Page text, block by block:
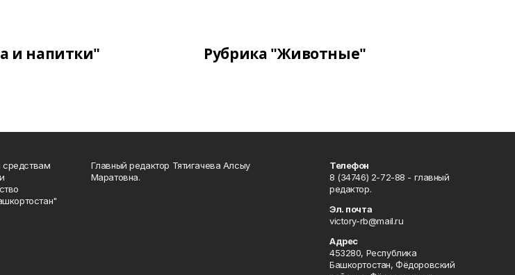
и напитки" Рубрика "Животные"
средствам
Главный редактор Тятигачева Алсыу
Маратовна.
Телефон
8 (34746) 2-72-88 - главный
редактор.
Эл. почта
victory-rb@mail.ru
Адрес
453280, Республика
Башкортостан, Фёдоровский